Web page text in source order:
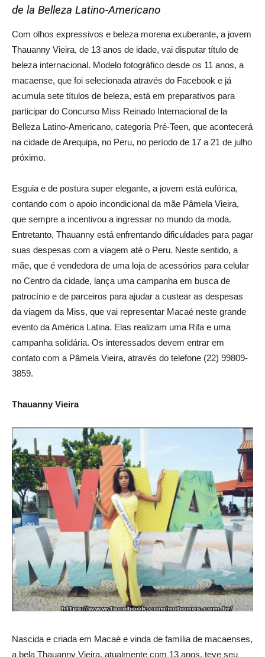
de la Belleza Latino-Americano
Com olhos expressivos e beleza morena exuberante, a jovem
Thauanny Vieira, de 13 anos de idade, vai disputar título de
beleza internacional. Modelo fotográfico desde os 11 anos, a
macaense, que foi selecionada através do Facebook e já
acumula sete títulos de beleza, está em preparativos para
participar do Concurso Miss Reinado Internacional de la
Belleza Latino-Americano, categoria Pré-Teen, que acontecerá
na cidade de Arequipa, no Peru, no período de 17 a 21 de julho
próximo.
Esguia e de postura super elegante, a jovem está eufórica,
contando com o apoio incondicional da mãe Pâmela Vieira,
que sempre a incentivou a ingressar no mundo da moda.
Entretanto, Thauanny está enfrentando dificuldades para pagar
suas despesas com a viagem até o Peru. Neste sentido, a
mãe, que é vendedora de uma loja de acessórios para celular
no Centro da cidade, lança uma campanha em busca de
patrocínio e de parceiros para ajudar a custear as despesas
da viagem da Miss, que vai representar Macaé neste grande
evento da América Latina. Elas realizam uma Rifa e uma
campanha solidária. Os interessados devem entrar em
contato com a Pâmela Vieira, através do telefone (22) 99809-
3859.
Thauanny Vieira
Nascida e criada em Macaé e vinda de família de macaenses,
a bela Thauanny Vieira, atualmente com 13 anos, teve seu